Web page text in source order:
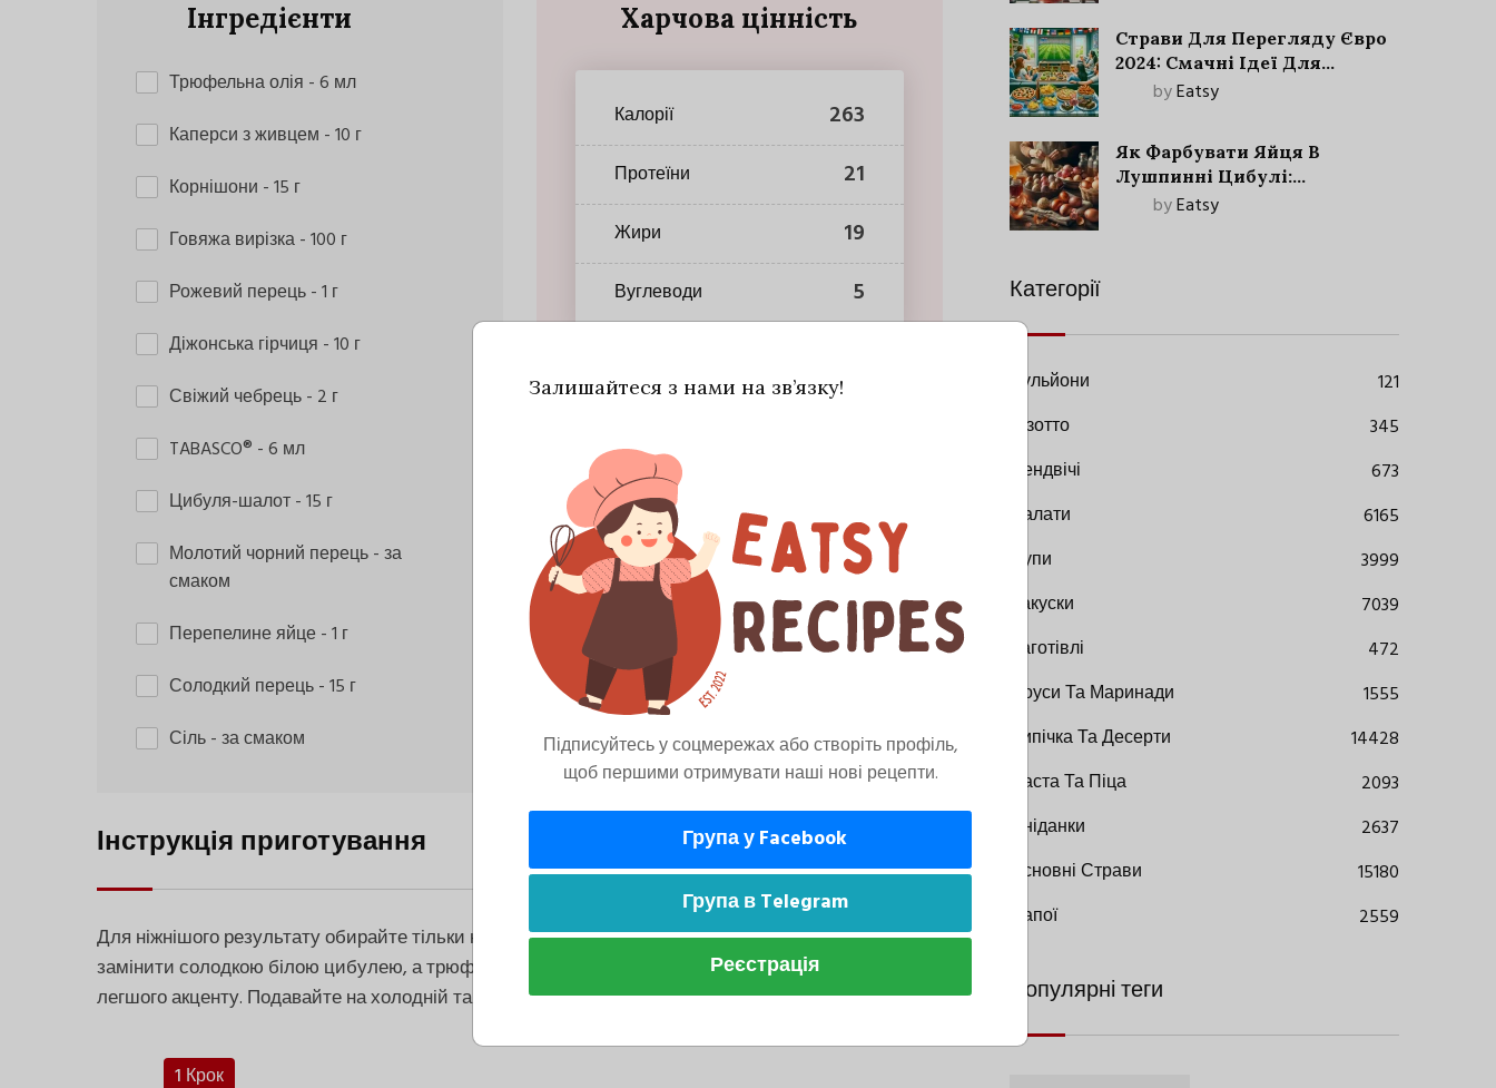
Інгредієнти
Трюфельна олія - 6 мл
Каперси з живцем - 10 г
Корнішони - 15 г
Говяжа вирізка- 100 г
Рожевий перець- 1 г
Діжонська гірчиця - 10 г
Свіжий чебрець- 2 г
TABASCO® - 6 мл
Цибуля-шалот- 15 г
Молотий чорний перець- за
смаком
Перепелине яйце- 1 г
Солодкий перець- 15 г
Сіль- за смаком
Харчова цінність
Калорії 263
Протеїни 21
Жири 19
Вуглеводи 5
Інструкція приготування
Для ніжнішого результату обирайте тільки найсвіжішу, добре очищену вирізку. Шалот можна
замінити солодкою білою цибулею, а трюфельну олію — якісною оливковою, якщо бажаєте
легшого акценту. Подавайте на холодній тарілці.
1 Крок
Страви Для Перегляду Євро
2024: Смачні Ідеї Для
Футбольного Свята
byEatsy
Як Фарбувати Яйця В
Лушпинні Цибулі:
Старовинний Метод З
byEatsy
Категорії
Бульйони
121
Різотто
345
Сендвічі
673
Салати
6165
Супи
3999
Закуски
7039
Заготівлі
472
Соуси Та Маринади
1555
Випічка Та Десерти
14428
Паста Та Піца
2093
Сніданки
2637
Основні Страви
15180
Напої
2559
Популярні теги
Залишайтеся з нами на зв’язку!
Підписуйтесь у соцмережах або створіть профіль,
щоб першими отримувати наші нові рецепти.
Група у Facebook
Група в Telegram
Реєстрація